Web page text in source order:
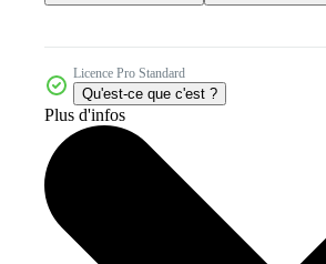
Licence Pro Standard
Qu'est-ce que c'est ?
Plus d'infos